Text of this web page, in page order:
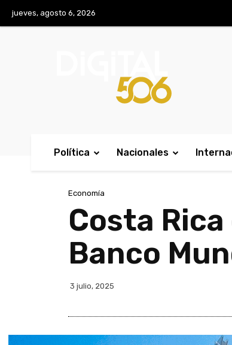
jueves, agosto 6, 2026
Política Nacionales
Economía
Costa
Banco
3 julio, 2025